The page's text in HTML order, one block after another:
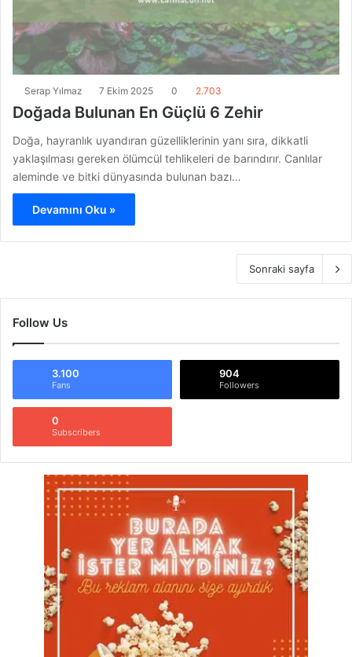
Serap Yılmaz 7 Ekim 2025 0 2.703
Doğada Bulunan En Güçlü 6 Zehir
Doğa, hayranlık uyandıran güzelliklerinin yanı sıra, dikkatli
yaklaşılması gereken ölümcül tehlikeleri de barındırır. Canlılar
aleminde ve bitki dünyasında bulunan bazı…
Devamını Oku »
Sonraki sayfa
Follow Us
3.100
Fans
904
Followers
0
Subscribers